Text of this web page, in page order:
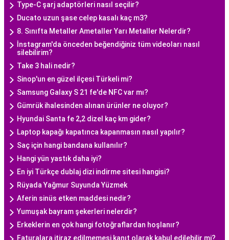
Type-C şarj adaptörleri nasıl seçilir?
Ducato uzun şase celep kasalı kaç m3?
8. Sınıfta Metaller Ametaller Yarı Metaller Nelerdir?
İnstagram'da önceden beğendiğiniz tüm videoları nasıl
silebilirim?
Take 3 hali nedir?
Sinop'un en güzel ilçesi Türkeli mi?
Samsung Galaxy S 21 fe'de NFC var mı?
Gümrük ihalesinden alınan ürünler ne oluyor?
Hyundai Santa fe 2,2 dizel kaç km gider?
Laptop kapağı kapatınca kapanmasın nasıl yapılır?
Saç için hangi bandana kullanılır?
Hangi yün yastık daha iyi?
En iyi Türkçe dublaj dizi indirme sitesi hangisi?
Rüyada Yağmur Suyunda Yüzmek
Aferin sinüs etken maddesi nedir?
Yumuşak bayram şekerleri nelerdir?
Erkeklerin en çok hangi fotoğraflardan hoşlanır?
Faturalara itiraz edilmemesi kanıt olarak kabul edilebilir mi?